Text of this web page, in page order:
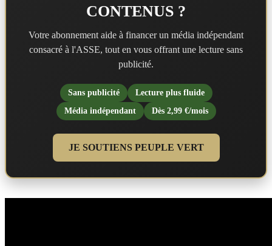
CONTENUS ?
Votre abonnement aide à financer un média indépendant
consacré à l'ASSE, tout en vous offrant une lecture sans
publicité.
Sans publicité
Lecture plus fluide
Média indépendant
Dès 2,99 €/mois
JE SOUTIENS PEUPLE VERT